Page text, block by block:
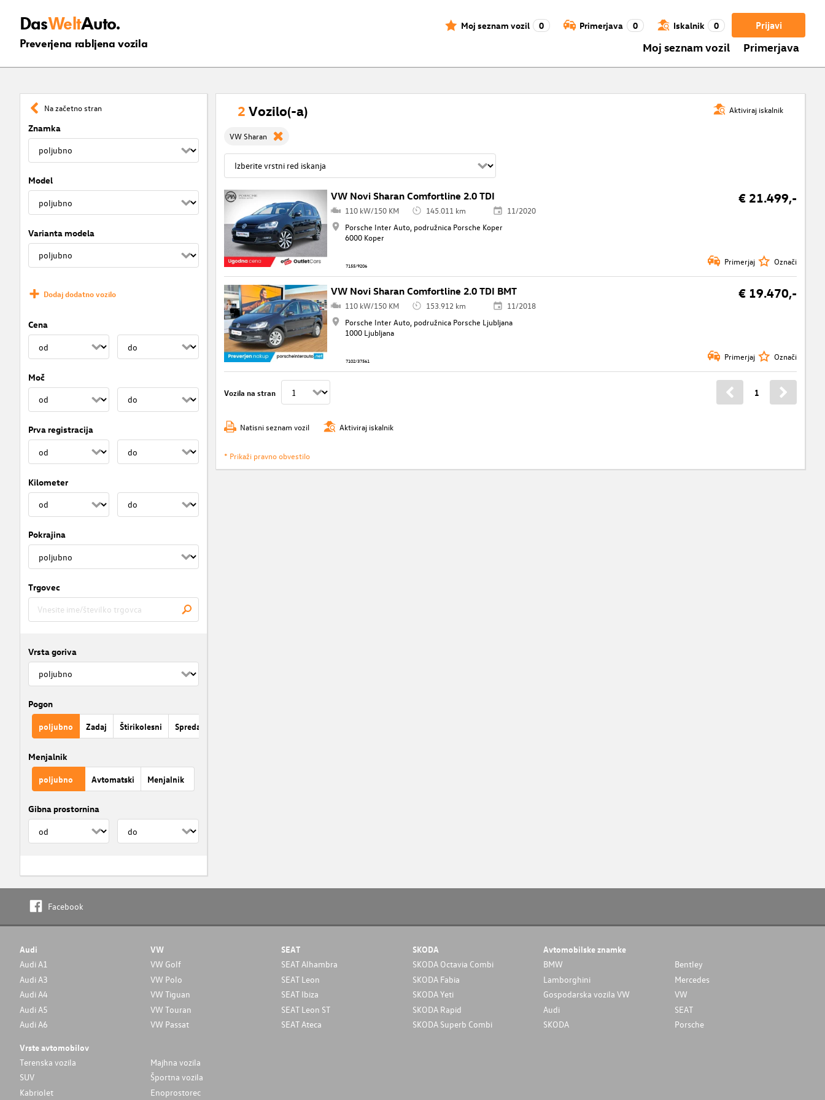
DasWeltAuto.
Preverjena rabljena vozila
Prijavi
Moj seznam vozil 0 Primerjava 0 Iskalnik 0
Moj seznam vozil Primerjava
Na začetno stran
Znamka
Model
Varianta modela
Dodaj dodatno vozilo
Cena
Moč
Prva registracija
Kilometer
Pokrajina
Trgovec
Vrsta goriva
Pogon
poljubno Zadaj Štirikolesni Spredaj
Menjalnik
poljubno Avtomatski Menjalnik
Gibna prostornina
Aktiviraj iskalnik
2 Vozilo(-a)
VW Sharan
VW Novi Sharan Comfortline 2.0 TDI € 21.499,-
110 kW/150 KM 145.011 km
11/2020
Porsche Inter Auto, podružnica Porsche Koper
6000 Koper
7155/9206 Primerjaj Označi
VW Novi Sharan Comfortline 2.0 TDI BMT € 19.470,-
110 kW/150 KM 153.912 km
11/2018
Porsche Inter Auto, podružnica Porsche Ljubljana
1000 Ljubljana
7102/37561 Primerjaj Označi
Vozila na stran 1
Natisni seznam vozil Aktiviraj iskalnik
* Prikaži pravno obvestilo
Facebook
Audi
Audi A1
Audi A3
Audi A4
Audi A5
Audi A6
VW
VW Golf
VW Polo
VW Tiguan
VW Touran
VW Passat
SEAT
SEAT Alhambra
SEAT Leon
SEAT Ibiza
SEAT Leon ST
SEAT Ateca
SKODA
SKODA Octavia Combi
SKODA Fabia
SKODA Yeti
SKODA Rapid
SKODA Superb Combi
Avtomobilske znamke
BMW
Bentley
Lamborghini
Mercedes
Gospodarska vozila VW
VW
Audi
SEAT
SKODA
Porsche
Vrste avtomobilov
Terenska vozila
Majhna vozila
SUV
Športna vozila
Kabriolet
Enoprostorec